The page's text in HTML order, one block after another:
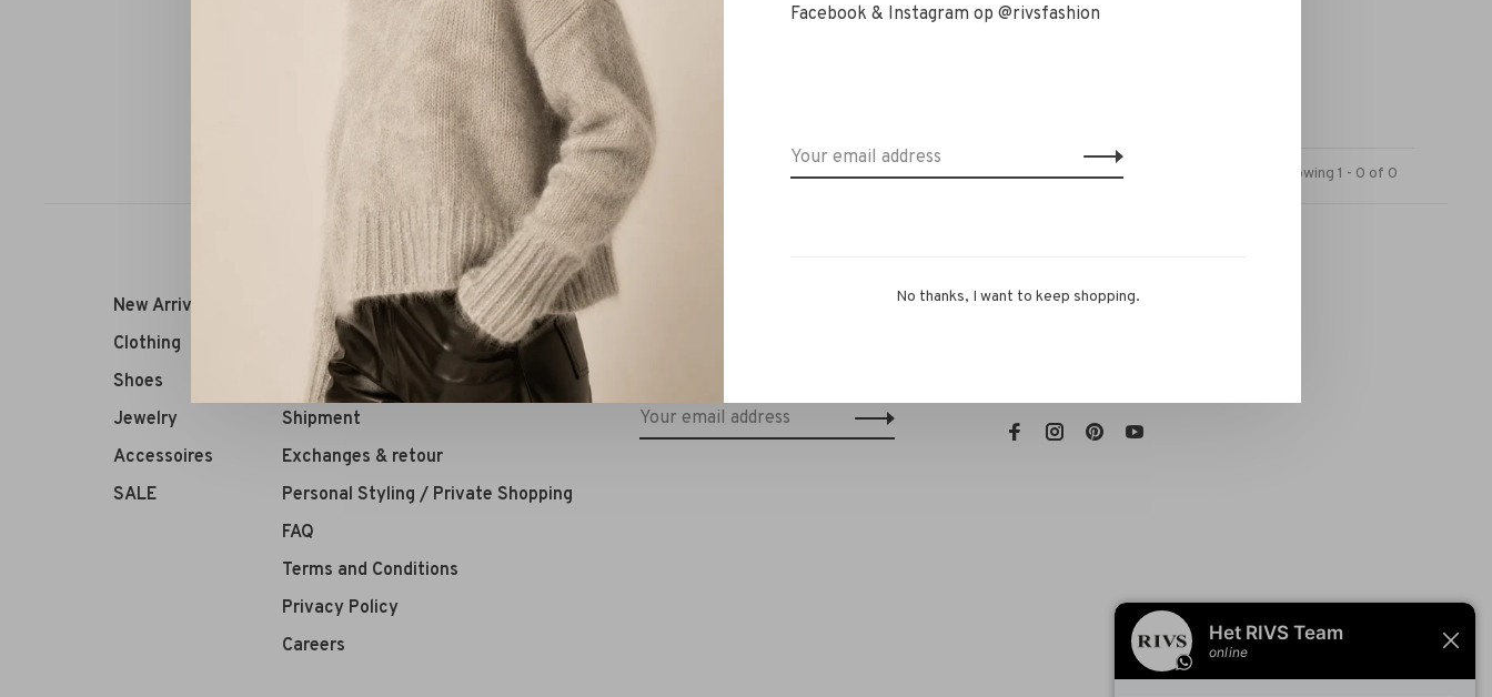
Sort by: Showing 1 - 0 of 0
New Arrivals
Clothing
Shoes
Jewelry
Accessoires
SALE
RIVS Store
About us
Contact Information
Shipment
Exchanges & retour
Personal Styling / Private Shopping
FAQ
Terms and Conditions
Privacy Policy
Careers
Schrijf je in voor onze nieuwsbrief en
RIVS Store
Facebook & Instagram op @rivsfashion
No thanks, I want to keep shopping.